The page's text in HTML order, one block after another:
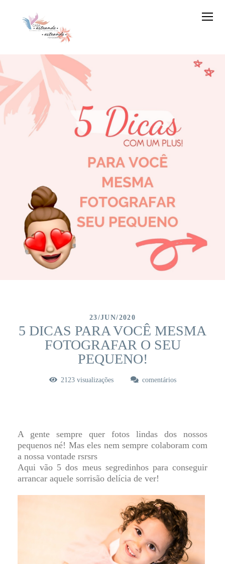
23/JUN/2020
5 DICAS PARA VOCÊ MESMA
FOTOGRAFAR O SEU
PEQUENO!
2123visualizações comentários
A gente sempre quer fotos lindas dos nossos
pequenos né! Mas eles nem sempre colaboram com
a nossa vontade rsrsrs
Aqui vão 5 dos meus segredinhos para conseguir
arrancar aquele sorrisão delícia de ver!